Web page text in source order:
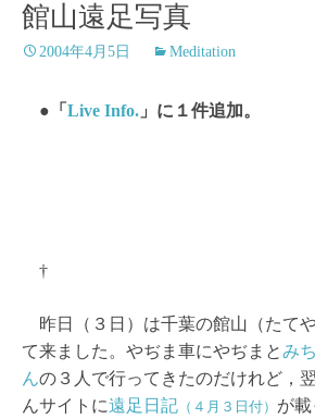
館山遠足写真
2004年4月5日 Meditation
●「 Live Info. 」に１件追加。
†
昨日（３日）は千葉の館山（たて
て来ました。やぢま車にやぢまとみ
んの３人で行ってきたのだけれど，
んサイトに遠足日記 （４月３日付） が